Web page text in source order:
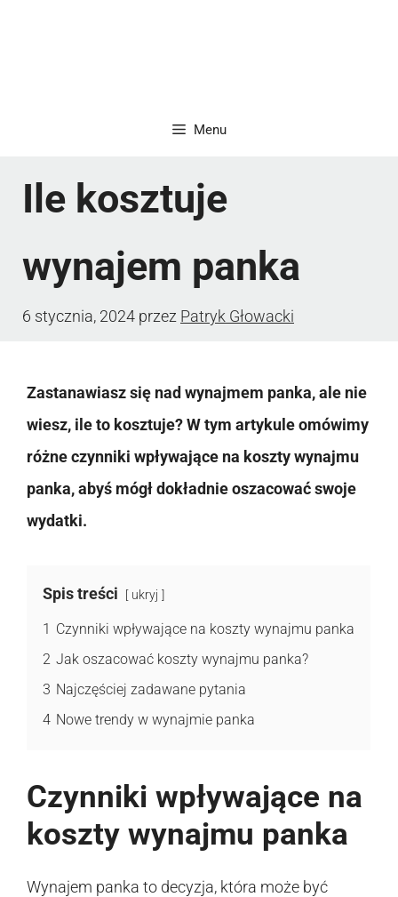
Menu
Ile kosztuje
wynajem panka
6 stycznia, 2024 przez Patryk Głowacki
Zastanawiasz się nad wynajmem panka, ale nie
wiesz, ile to kosztuje? W tym artykule omówimy
różne czynniki wpływające na koszty wynajmu
panka, abyś mógł dokładnie oszacować swoje
wydatki.
Spis treści ukryj
1 Czynniki wpływające na koszty wynajmu panka
2 Jak oszacować koszty wynajmu panka?
3 Najczęściej zadawane pytania
4 Nowe trendy w wynajmie panka
Czynniki wpływające na
koszty wynajmu panka
Wynajem panka to decyzja, która może być